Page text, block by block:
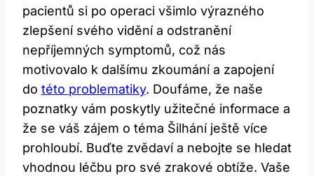
pacientů si po operaci všimlo výrazného
zlepšení svého vidění a odstranění
nepříjemných symptomů, což nás
motivovalo k dalšímu​ zkoumání a zapojení
do ​ této problematiky. Doufáme, že naše
‌poznatky vám poskytly užitečné ⁤informace a
že se váš ​zájem o téma Šilhání ještě více
prohloubí. Buďte ​zvědaví a nebojte se ‍hledat
vhodnou léčbu pro ​své zrakové obtíže. Vaše